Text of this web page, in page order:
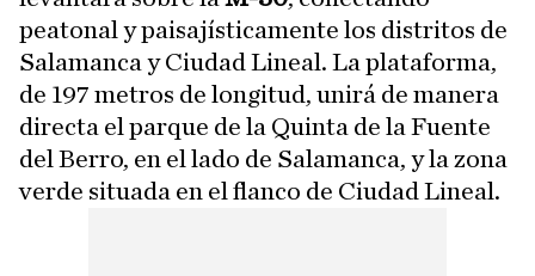
peatonal y paisajísticamente los distritos de
Salamanca y Ciudad Lineal. La plataforma,
de 197 metros de longitud, unirá de manera
directa el parque de la Quinta de la Fuente
del Berro, en el lado de Salamanca, y la zona
verde situada en el flanco de Ciudad Lineal.